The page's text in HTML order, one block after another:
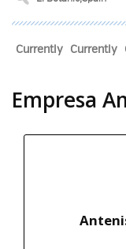
Currently Currently
Empresa